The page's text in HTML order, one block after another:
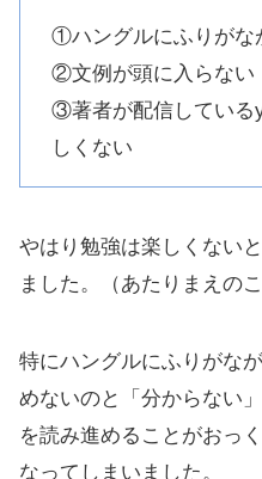
①ハングルにふりがな
②文例が頭に入らない
③著者が配信している
しくない
やはり勉強は楽しくない
ました。（あたりまえの
特にハングルにふりがな
めないのと「分からない
を読み進めることがおっ
なってしまいました。